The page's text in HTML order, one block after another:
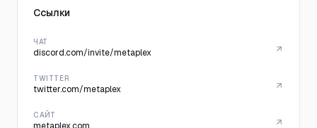
Ссылки
ЧАТ
discord.com/invite/metaplex
TWITTER
twitter.com/metaplex
САЙТ